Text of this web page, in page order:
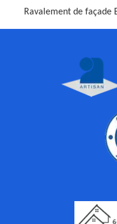
Ravalement de façade